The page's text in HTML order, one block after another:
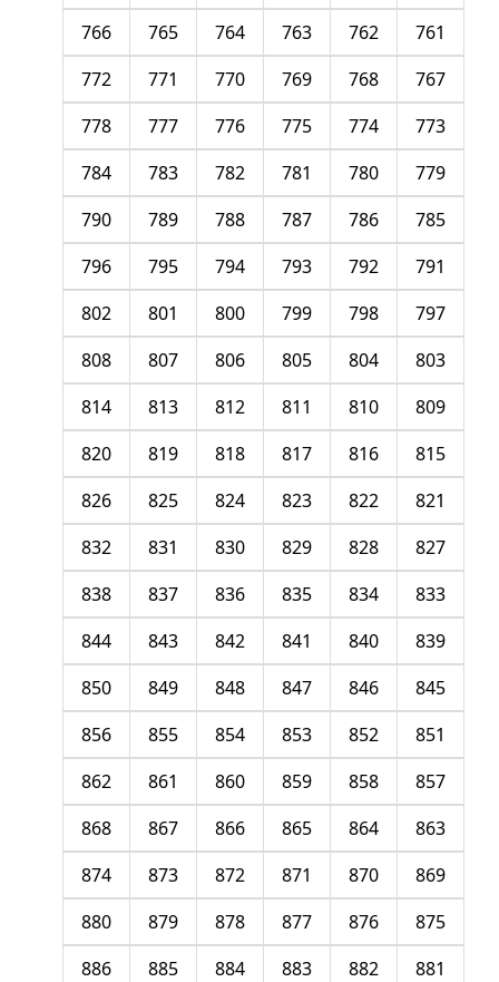
761
762
763
764
765
766
767
768
769
770
771
772
773
774
775
776
777
778
779
780
781
782
783
784
785
786
787
788
789
790
791
792
793
794
795
796
797
798
799
800
801
802
803
804
805
806
807
808
809
810
811
812
813
814
815
816
817
818
819
820
821
822
823
824
825
826
827
828
829
830
831
832
833
834
835
836
837
838
839
840
841
842
843
844
845
846
847
848
849
850
851
852
853
854
855
856
857
858
859
860
861
862
863
864
865
866
867
868
869
870
871
872
873
874
875
876
877
878
879
880
881
882
883
884
885
886